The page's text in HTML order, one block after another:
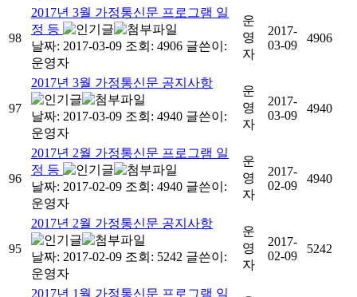
98
2017년 3월 가정통신문 프로그램 일
정 등
날짜: 2017-03-09 조회: 4906 글쓴이:
운영자
운
영
자
2017-
03-09
4906
97
2017년 3월 가정통신문 공지사항
날짜: 2017-03-09 조회: 4940 글쓴이:
운영자
운
영
자
2017-
03-09
4940
96
2017년 2월 가정통신문 프로그램 일
정 등
날짜: 2017-02-09 조회: 4940 글쓴이:
운영자
운
영
자
2017-
02-09
4940
95
2017년 2월 가정통신문 공지사항
날짜: 2017-02-09 조회: 5242 글쓴이:
운영자
운
영
자
2017-
02-09
5242
2017년 1월 가정통신문 프로그램 일